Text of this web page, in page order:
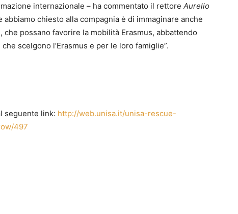
internazionale – ha commentato il rettore Aurelio
abbiamo chiesto alla compagnia è di immaginare anche
possano favorire la mobilità Erasmus, abbattendo
scelgono l’Erasmus e per le loro famiglie”.
seguente link: http://web.unisa.it/unisa-rescue-
497